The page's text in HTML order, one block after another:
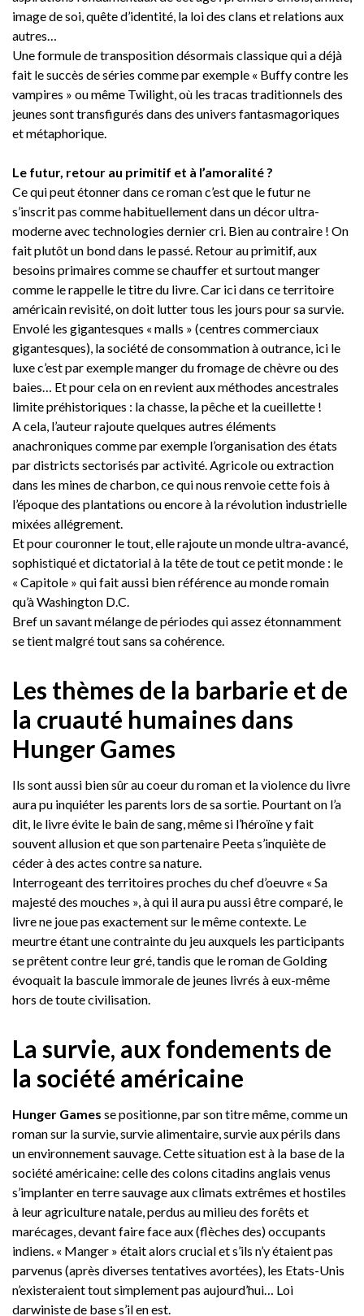
image de soi, quête d’identité, la loi des clans et relations aux
autres…
Une formule de transposition désormais classique qui a déjà
fait le succès de séries comme par exemple « Buffy contre les
vampires » ou même Twilight, où les tracas traditionnels des
jeunes sont transfigurés dans des univers fantasmagoriques
et métaphorique.
Le futur, retour au primitif et à l’amoralité ?
Ce qui peut étonner dans ce roman c’est que le futur ne
s’inscrit pas comme habituellement dans un décor ultra-
moderne avec technologies dernier cri. Bien au contraire ! On
fait plutôt un bond dans le passé. Retour au primitif, aux
besoins primaires comme se chauffer et surtout manger
comme le rappelle le titre du livre. Car ici dans ce territoire
américain revisité, on doit lutter tous les jours pour sa survie.
Envolé les gigantesques « malls » (centres commerciaux
gigantesques), la société de consommation à outrance, ici le
luxe c’est par exemple manger du fromage de chèvre ou des
baies… Et pour cela on en revient aux méthodes ancestrales
limite préhistoriques : la chasse, la pêche et la cueillette !
A cela, l’auteur rajoute quelques autres éléments
anachroniques comme par exemple l’organisation des états
par districts sectorisés par activité. Agricole ou extraction
dans les mines de charbon, ce qui nous renvoie cette fois à
l’époque des plantations ou encore à la révolution industrielle
mixées allégrement.
Et pour couronner le tout, elle rajoute un monde ultra-avancé,
sophistiqué et dictatorial à la tête de tout ce petit monde : le
« Capitole » qui fait aussi bien référence au monde romain
qu’à Washington D.C.
Bref un savant mélange de périodes qui assez étonnamment
se tient malgré tout sans sa cohérence.
Les thèmes de la barbarie et de
la cruauté humaines dans
Hunger Games
Ils sont aussi bien sûr au coeur du roman et la violence du livre
aura pu inquiéter les parents lors de sa sortie. Pourtant on l’a
dit, le livre évite le bain de sang, même si l’héroïne y fait
souvent allusion et que son partenaire Peeta s’inquiète de
céder à des actes contre sa nature.
Interrogeant des territoires proches du chef d’oeuvre « Sa
majesté des mouches », à qui il aura pu aussi être comparé, le
livre ne joue pas exactement sur le même contexte. Le
meurtre étant une contrainte du jeu auxquels les participants
se prêtent contre leur gré, tandis que le roman de Golding
évoquait la bascule immorale de jeunes livrés à eux-même
hors de toute civilisation.
La survie, aux fondements de
la société américaine
Hunger Games se positionne, par son titre même, comme un
roman sur la survie, survie alimentaire, survie aux périls dans
un environnement sauvage. Cette situation est à la base de la
société américaine: celle des colons citadins anglais venus
s’implanter en terre sauvage aux climats extrêmes et hostiles
à leur agriculture natale, perdus au milieu des forêts et
marécages, devant faire face aux (flèches des) occupants
indiens. « Manger » était alors crucial et s’ils n’y étaient pas
parvenus (après diverses tentatives avortées), les Etats-Unis
n’existeraient tout simplement pas aujourd’hui… Loi
darwiniste de base s’il en est.